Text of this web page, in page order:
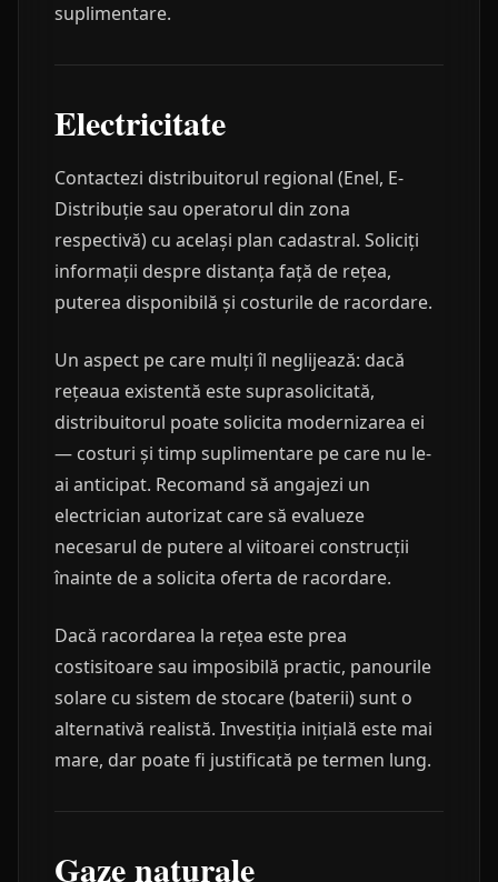
suplimentare.
Electricitate
Contactezi distribuitorul regional (Enel, E-
Distribuție sau operatorul din zona
respectivă) cu același plan cadastral. Soliciți
informații despre distanța față de rețea,
puterea disponibilă și costurile de racordare.
Un aspect pe care mulți îl neglijează: dacă
rețeaua existentă este suprasolicitată,
distribuitorul poate solicita modernizarea ei
— costuri și timp suplimentare pe care nu le-
ai anticipat. Recomand să angajezi un
electrician autorizat care să evalueze
necesarul de putere al viitoarei construcții
înainte de a solicita oferta de racordare.
Dacă racordarea la rețea este prea
costisitoare sau imposibilă practic, panourile
solare cu sistem de stocare (baterii) sunt o
alternativă realistă. Investiția inițială este mai
mare, dar poate fi justificată pe termen lung.
Gaze naturale